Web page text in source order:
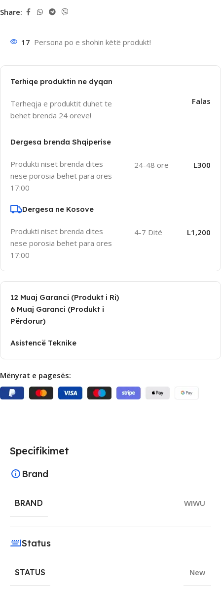
Share:
17 Persona po e shohin këtë produkt!
Terhiqe produktin ne dyqan
Terheqja e produktit duhet te
behet brenda 24 oreve!
Falas
Dergesa brenda Shqiperise
Produkti niset brenda dites
nese porosia behet para ores
17:00
24-48 ore L300
Dergesa ne Kosove
Produkti niset brenda dites
nese porosia behet para ores
17:00
4-7 Ditë L1,200
12 Muaj Garanci (Produkt i Ri)
6 Muaj Garanci (Produkt i
Përdorur)
Asistencë Teknike
Mënyrat e pagesës:
Specifikimet
Brand
BRAND WIWU
Status
STATUS New